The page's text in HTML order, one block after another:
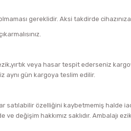
gereklidir. Aksi takdirde
veya hasar tespit ederseniz
aynı gün kargoya teslim edilir.
satılabilir özelliğini kaybetmemiş halde
değişim hakkımız saklıdır. Ambalajı